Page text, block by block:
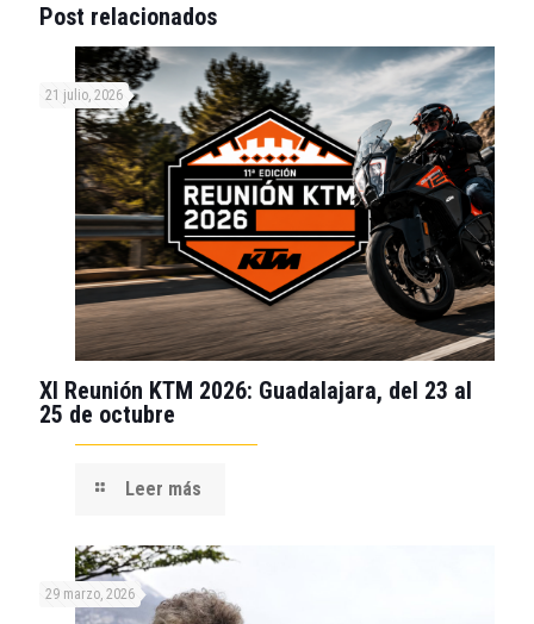
Post relacionados
21 julio, 2026
XI Reunión KTM 2026: Guadalajara, del 23 al
25 de octubre
Leer más
29 marzo, 2026